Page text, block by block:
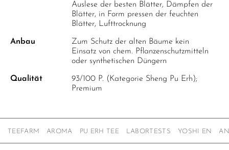
Auslese der besten Blätter, Dämpfen der
Blätter, in Form pressen der feuchten
Blätter, Lufttrocknung
Anbau
Zum Schutz der alten Bäume kein
Einsatz von chem. Pflanzenschutzmitteln
oder synthetischen Düngern
Qualität
93/100 P. (Kategorie Sheng Pu Erh);
Premium
TEEFARM AROMA PU ERH TEE LABORTESTS YOSHI EN